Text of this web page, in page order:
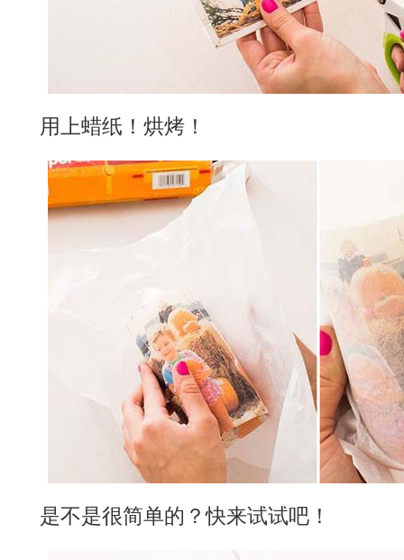
用上蜡纸！烘烤！
是不是很简单的？快来试试吧！